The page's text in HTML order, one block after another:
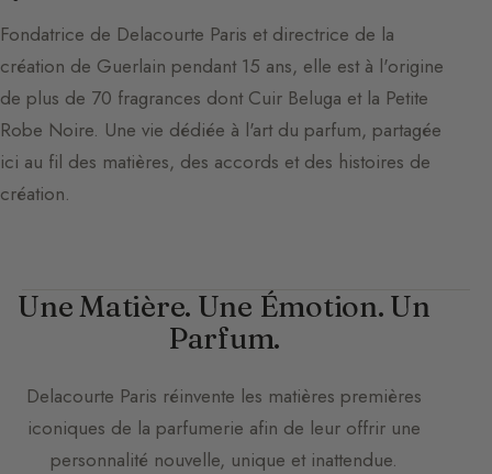
Fondatrice de Delacourte Paris et directrice de la
création de Guerlain pendant 15 ans, elle est à l'origine
de plus de 70 fragrances dont Cuir Beluga et la Petite
Robe Noire. Une vie dédiée à l'art du parfum, partagée
ici au fil des matières, des accords et des histoires de
création.
Une Matière. Une Émotion. Un
Parfum.
Delacourte Paris réinvente les matières premières
iconiques de la parfumerie afin de leur offrir une
personnalité nouvelle, unique et inattendue.